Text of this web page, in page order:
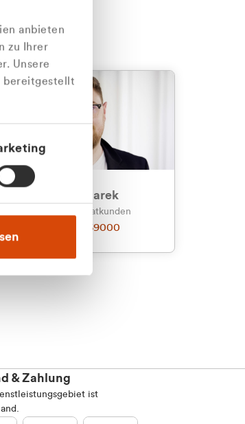
anbieten
zu Ihrer
Unsere
bereitgestellt
Julian Marek
Vertrieb - Privatkunden
0216 237 69000
& Zahlung
ist